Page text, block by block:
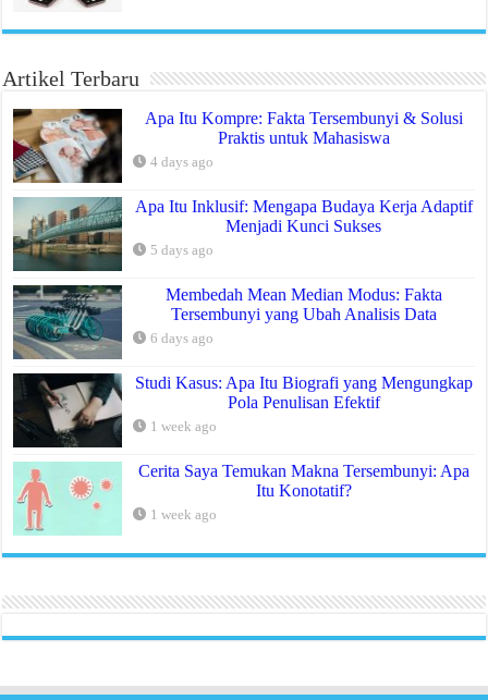
Artikel Terbaru
Apa Itu Kompre: Fakta Tersembunyi & Solusi
Praktis untuk Mahasiswa
4 days ago
Apa Itu Inklusif: Mengapa Budaya Kerja Adaptif
Menjadi Kunci Sukses
5 days ago
Membedah Mean Median Modus: Fakta
Tersembunyi yang Ubah Analisis Data
6 days ago
Studi Kasus: Apa Itu Biografi yang Mengungkap
Pola Penulisan Efektif
1 week ago
Cerita Saya Temukan Makna Tersembunyi: Apa
Itu Konotatif?
1 week ago